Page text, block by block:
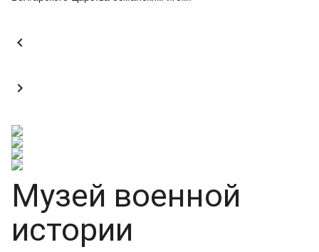


Музей военной
истории